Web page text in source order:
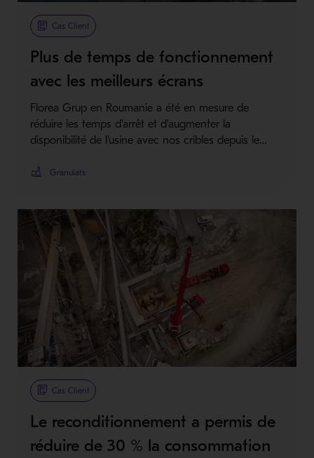
Cas Client
Plus de temps de fonctionnement
avec les meilleurs écrans
Florea Grup en Roumanie a été en mesure de
réduire les temps d'arrêt et d'augmenter la
disponibilité de l'usine avec nos cribles depuis le…
Granulats
Cas Client
Le reconditionnement a permis de
réduire de 30 % la consommation